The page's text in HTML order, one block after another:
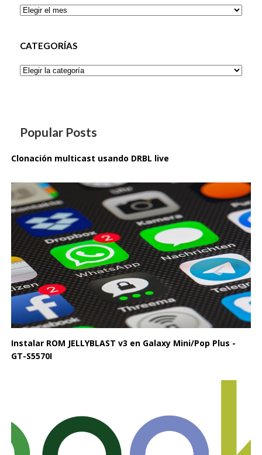
Archivos
CATEGORÍAS
Categorías
Popular Posts
Clonación multicast usando DRBL live
Instalar ROM JELLYBLAST v3 en Galaxy Mini/Pop Plus -
GT-S5570I